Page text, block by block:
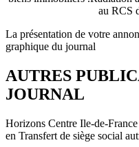
au RCS
La présentation de votre
graphique du journal
AUTRES
JOURNAL
Horizons Centre Ile-de-France
en Transfert de siège social